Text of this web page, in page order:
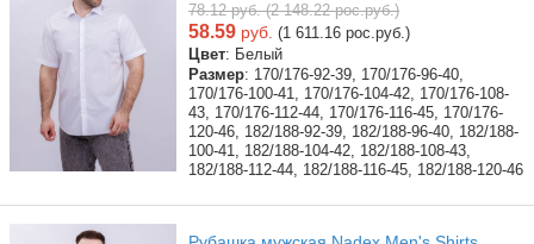
78.12 руб. (2 148.22 рос.руб.)
58.59 руб. (1 611.16 рос.руб.)
Цвет: Белый
Размер: 170/176-92-39, 170/176-96-40,
170/176-100-41, 170/176-104-42, 170/176-108-
43, 170/176-112-44, 170/176-116-45, 170/176-
120-46, 182/188-92-39, 182/188-96-40, 182/188-
100-41, 182/188-104-42, 182/188-108-43,
182/188-112-44, 182/188-116-45, 182/188-120-46